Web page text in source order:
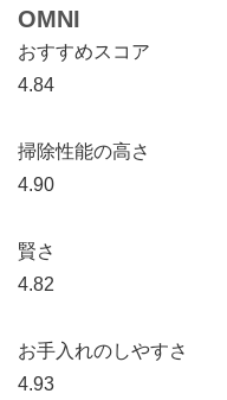
OMNI
おすすめスコア
4.84
掃除性能の高さ
4.90
賢さ
4.82
お手入れのしやすさ
4.93